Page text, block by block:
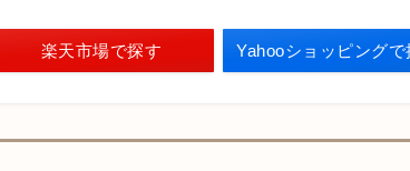
楽天市場で探す Yahooショッピングで